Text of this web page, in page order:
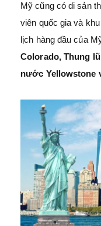
Mỹ cũng có di sản
viên quốc gia và
lịch hàng đầu của
Colorado, Thung
nước Yellowstone